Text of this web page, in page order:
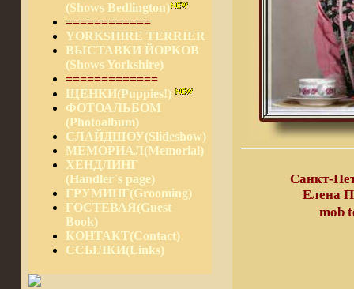
(Shows Bedlington)
============
YORKSHIRE TERRIER
ВЫСТАВКИ ЙОРКОВ
(Shows Yorkshire)
=============
ЩЕНКИ(Puppies!)
ФОТОАЛЬБОМ
(Photoalbum)
СЛАЙДШОУ(Slideshow)
МЕМОРИАЛ(Memorial)
ХЕНДЛИНГ
(Handler`s page)
ГРУМИНГ(Grooming)
ГОСТЕВАЯ(Guest
Book)
КОНТАКТ(Contact)
ССЫЛКИ(Links)
Санкт-
Елена